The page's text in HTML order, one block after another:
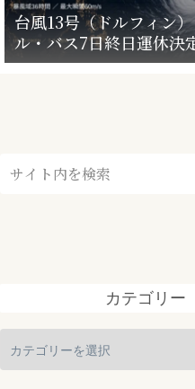
台風13号（ドルフィン
ル・バス7日終日運休決
島の暴風域はいつまで
カテゴリー